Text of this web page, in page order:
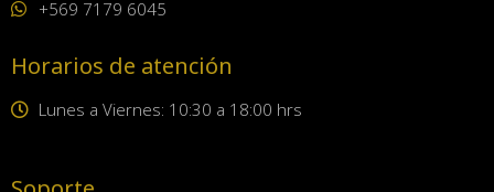
+569 7179 6045
Horarios de atención
Lunes a Viernes: 10:30 a 18:00 hrs